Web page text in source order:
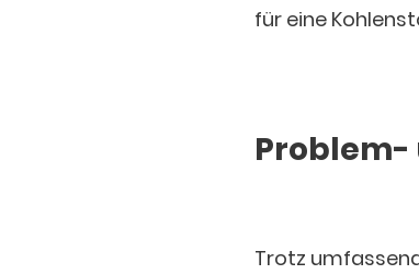
für eine
Problem-
Trotz